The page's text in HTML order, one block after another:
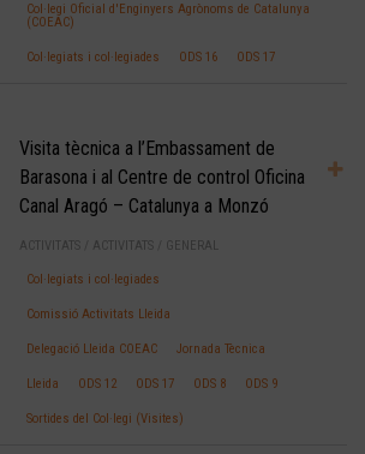
Col·legi Oficial d'Enginyers Agrònoms de Catalunya
(COEAC)
Col·legiats i col·legiades ODS 16 ODS 17
Visita tècnica a l’Embassament de
Barasona i al Centre de control Oficina
Canal Aragó – Catalunya a Monzó
ACTIVITATS ACTIVITATS GENERAL
Col·legiats i col·legiades
Comissió Activitats Lleida
Delegació Lleida COEAC Jornada Tècnica
Lleida ODS 12 ODS 17 ODS 8 ODS 9
Sortides del Col·legi (Visites)